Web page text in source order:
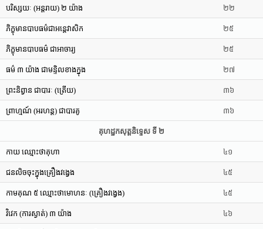
បរិស្សយៈ (អន្តរាយ) ២ យ៉ាង ២២
ភិក្ខុមានបាបធម៌ជាអន្តេវាសិក ២៥
ភិក្ខុមានបាបធម៌ ជាអាចារ្យ ២៥
ធម៌ ៣ យ៉ាង ជាមន្ទិលខាងក្នុង ២៧
ព្រះនិព្វាន ជាបារៈ (ត្រើយ) ៣៦
ព្រាហ្មណ៍ (អរហន្ត) ជាបារគូ ៣៦
គុហដ្ឋកសុត្តនិទ្ទេស ទី ២
កាយ ឈ្មោះថាគុហា ៤១
ជនលិចចុះក្នុងគ្រឿងវង្វេង ៤៥
កាមគុណ ៥ ឈ្មោះថាមោហនៈ (គ្រឿងវង្វេង) ៤៥
វិវេក (ការស្ងាត់) ៣ យ៉ាង ៤៦